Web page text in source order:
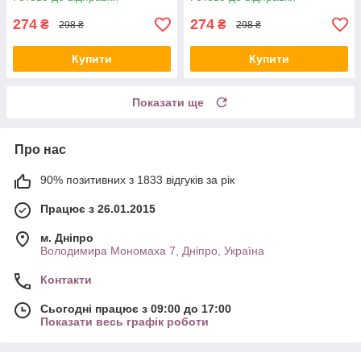
274 ₴ 298 ₴
Купити
274 ₴ 298 ₴
Купити
Показати ще
Про нас
90% позитивних з 1833 відгуків за рік
Працює з 26.01.2015
м. Дніпро
Володимира Мономаха 7, Дніпро, Україна
Контакти
Сьогодні працює з 09:00 до 17:00
Показати весь графік роботи